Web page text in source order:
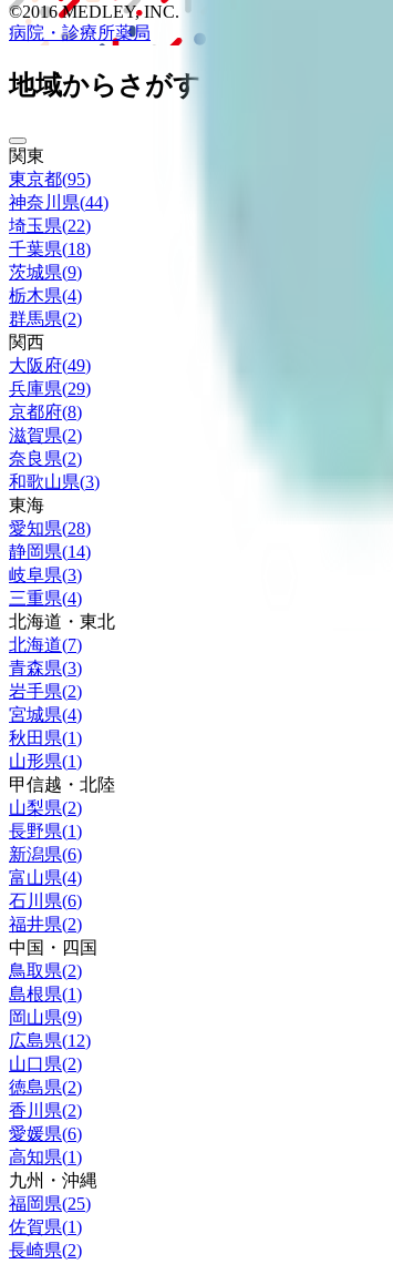
©2016 MEDLEY, INC.
病院・診療所薬局
地域からさがす
関東
東京都(95)
神奈川県(44)
埼玉県(22)
千葉県(18)
茨城県(9)
栃木県(4)
群馬県(2)
関西
大阪府(49)
兵庫県(29)
京都府(8)
滋賀県(2)
奈良県(2)
和歌山県(3)
東海
愛知県(28)
静岡県(14)
岐阜県(3)
三重県(4)
北海道・東北
北海道(7)
青森県(3)
岩手県(2)
宮城県(4)
秋田県(1)
山形県(1)
甲信越・北陸
山梨県(2)
長野県(1)
新潟県(6)
富山県(4)
石川県(6)
福井県(2)
中国・四国
鳥取県(2)
島根県(1)
岡山県(9)
広島県(12)
山口県(2)
徳島県(2)
香川県(2)
愛媛県(6)
高知県(1)
九州・沖縄
福岡県(25)
佐賀県(1)
長崎県(2)